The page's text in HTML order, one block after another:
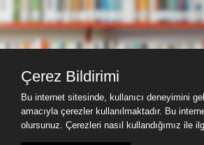
Çerez Bildirimi
Bu internet sitesinde, kullanıcı deneyimini
amacıyla çerezler kullanılmaktadır. Bu
olursunuz. Çerezleri nasıl kullandığımız ile